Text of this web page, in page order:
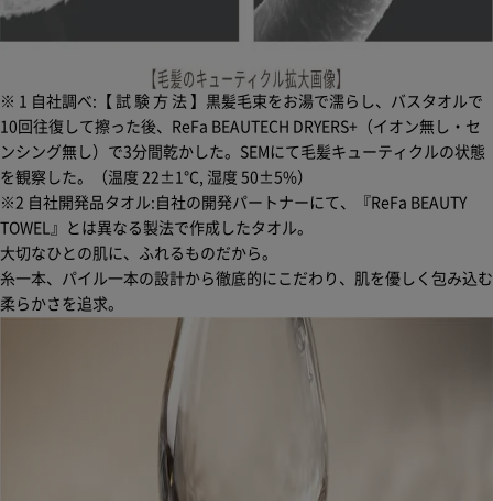
※ 1 自社調べ:【 試 験 方 法 】黒髪毛束をお湯で濡らし、バスタオルで
10回往復して擦った後、ReFa BEAUTECH DRYERS+（イオン無し・セ
ンシング無し）で3分間乾かした。SEMにて毛髪キューティクルの状態
を観察した。（温度 22±1°C, 湿度 50±5%）
※2 自社開発品タオル:自社の開発パートナーにて、『ReFa BEAUTY
TOWEL』とは異なる製法で作成したタオル。
大切なひとの肌に、ふれるものだから。
糸一本、パイル一本の設計から徹底的にこだわり、肌を優しく包み込む
柔らかさを追求。